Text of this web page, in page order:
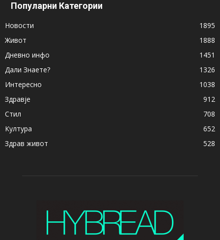
Популарни Категории
Новости
1895
Живот
1888
Дневно инфо
1451
Дали Знаете?
1326
Интересно
1038
Здравје
912
Стил
708
Култура
652
Здрав живот
528